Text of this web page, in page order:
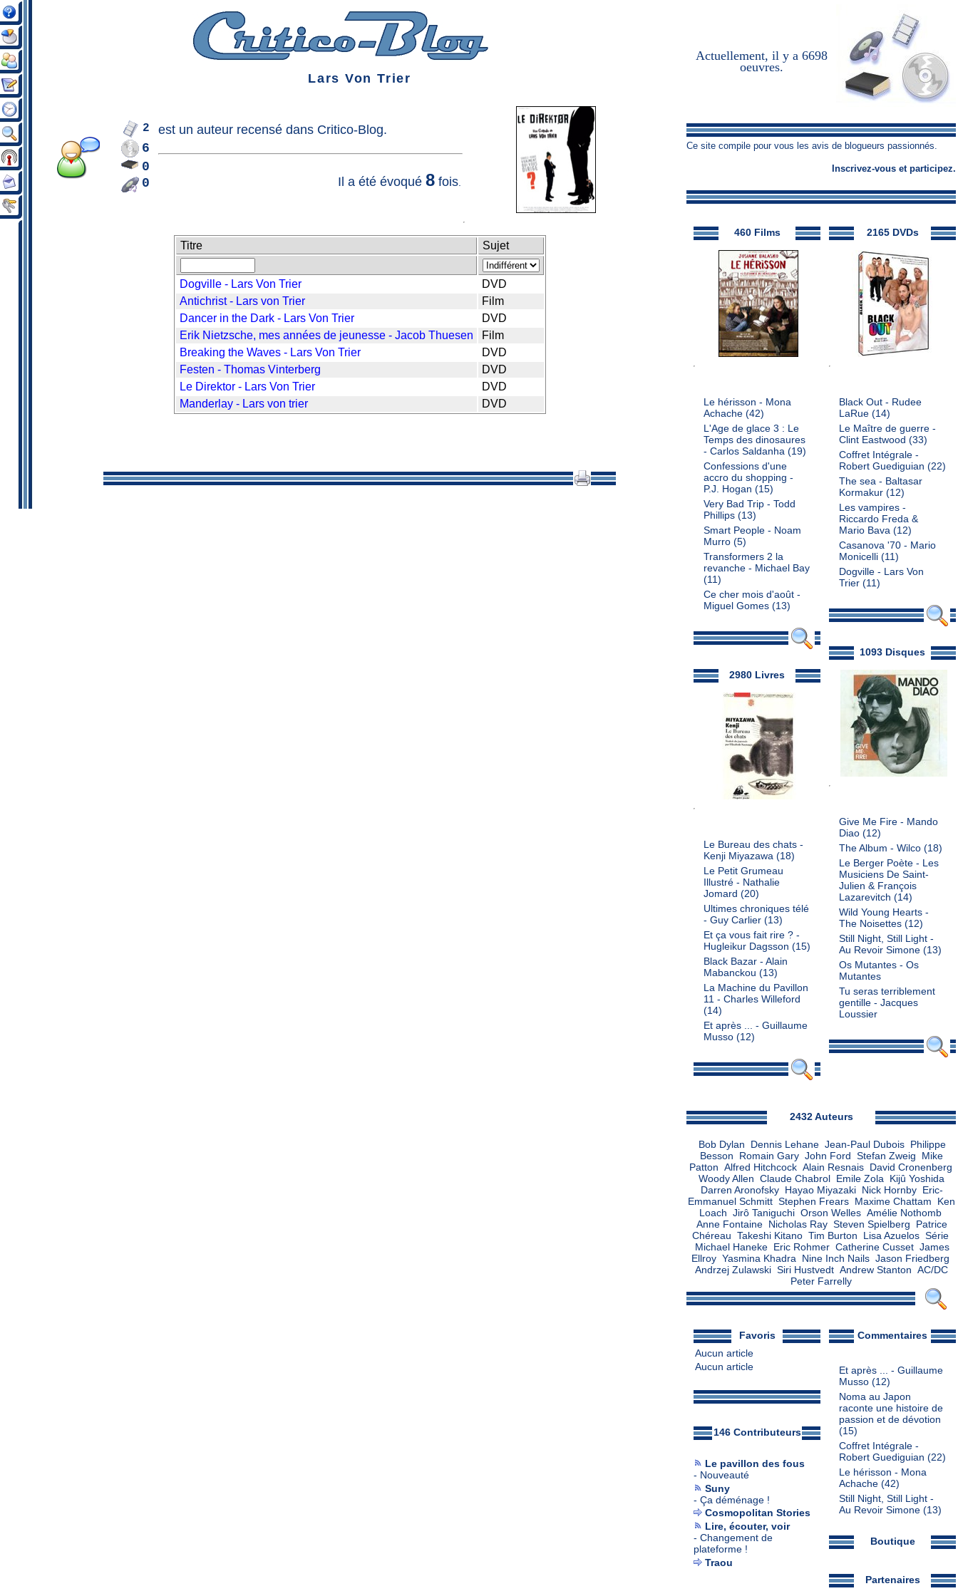
Actuellement, il y a 6698
oeuvres.
Ce site compile pour vous les avis de blogueurs passionnés.
Inscrivez-vous et participez.
2165 DVDs
Black Out - Rudee
LaRue(14)
Le Maître de guerre -
Clint Eastwood (33)
Coffret Intégrale -
Robert Guediguian (22)
The sea - Baltasar
Kormakur(12)
Les vampires -
Riccardo Freda &
Mario Bava(12)
Casanova '70 - Mario
Monicelli(11)
Dogville - Lars Von
Trier(11)
1093 Disques
Give Me Fire - Mando
Diao(12)
The Album - Wilco(18)
Le Berger Poète - Les
Musiciens De Saint-
Julien & François
Lazarevitch (14)
Wild Young Hearts -
The Noisettes(12)
Still Night, Still Light -
Au Revoir Simone(13)
Os Mutantes - Os
Mutantes
Tu seras terriblement
gentille - Jacques
Loussier
460 Films
Le hérisson - Mona
Achache(42)
L'Age de glace 3 : Le
Temps des dinosaures
- Carlos Saldanha(19)
Confessions d'une
accro du shopping -
P.J. Hogan (15)
Very Bad Trip - Todd
Phillips(13)
Smart People - Noam
Murro(5)
Transformers 2 la
revanche - Michael Bay
(11)
Ce cher mois d'août -
Miguel Gomes(13)
2980 Livres
Le Bureau des chats -
Kenji Miyazawa(18)
Le Petit Grumeau
Illustré - Nathalie
Jomard (20)
Ultimes chroniques télé
- Guy Carlier(13)
Et ça vous fait rire ? -
Hugleikur Dagsson (15)
Black Bazar - Alain
Mabanckou (13)
La Machine du Pavillon
11 - Charles Willeford
(14)
Et après ... - Guillaume
Musso(12)
2432 Auteurs
Bob Dylan Dennis Lehane Jean-Paul Dubois
Philippe
Besson
Romain Gary John Ford Stefan Zweig
Mike
Patton Alfred Hitchcock Alain Resnais
David Cronenberg
Woody Allen Claude Chabrol Emile Zola
Kijû Yoshida
Darren Aronofsky
Hayao Miyazaki Nick Hornby
Eric-
Emmanuel Schmitt Stephen Frears Maxime Chattam
Ken
Loach Jirô Taniguchi Orson Welles Amélie Nothomb
Anne Fontaine
Nicholas Ray Steven Spielberg
Patrice
Chéreau Takeshi Kitano Tim Burton Lisa Azuelos Série
Michael Haneke
Eric Rohmer Catherine Cusset James
Ellroy Yasmina Khadra Nine Inch Nails Jason Friedberg
Andrzej Zulawski Siri Hustvedt Andrew Stanton AC/DC
Peter Farrelly
Commentaires
Et après ... - Guillaume
Musso(12)
Noma au Japon
raconte une histoire de
passion et de dévotion
(15)
Coffret Intégrale -
Robert Guediguian (22)
Le hérisson - Mona
Achache(42)
Still Night, Still Light -
Au Revoir Simone(13)
Boutique
Partenaires
Favoris
Aucun article
Aucun article
146 Contributeurs
Le pavillon des fous
- Nouveauté
Suny
- Ça déménage !
Cosmopolitan Stories
Lire, écouter, voir
- Changement de
plateforme !
Traou
Lars Von Trier
2
6
0
0
est un auteurrecensé dans Critico-Blog.
Il a été évoqué 8fois.
Titre Sujet
Dogville - Lars Von Trier
DVD
Antichrist - Lars von Trier
Film
Dancer in the Dark - Lars Von Trier
DVD
Erik Nietzsche, mes années de jeunesse - Jacob Thuesen
Film
Breaking the Waves - Lars Von Trier
DVD
Festen - Thomas Vinterberg
DVD
Le Direktor - Lars Von Trier
DVD
Manderlay - Lars von trier
DVD